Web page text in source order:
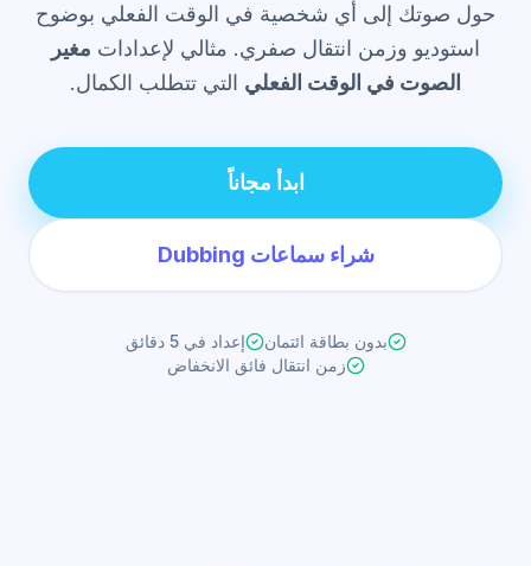
حول صوتك إلى أي شخصية في الوقت الفعلي بوضوح
استوديو وزمن انتقال صفري. مثالي لإعدادات مغير
الصوت في الوقت الفعلي التي تتطلب الكمال.
ابدأ مجاناً
شراء سماعات Dubbing
بدون بطاقة ائتمان
إعداد في 5 دقائق
زمن انتقال فائق الانخفاض